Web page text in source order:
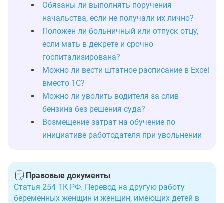
Обязаны ли выполнять поручения
начальства, если не получали их лично?
Положен ли больничный или отпуск отцу,
если мать в декрете и срочно
госпитализирована?
Можно ли вести штатное расписание в Excel
вместо 1С?
Можно ли уволить водителя за слив
бензина без решения суда?
Возмещение затрат на обучение по
инициативе работодателя при увольнении
Правовые документы
Статья 254 ТК РФ. Перевод на другую работу
беременных женщин и женщин, имеющих детей в